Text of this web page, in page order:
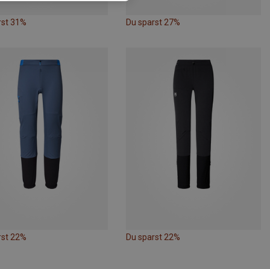
31% Du sparst 27%
22% Du sparst 22%